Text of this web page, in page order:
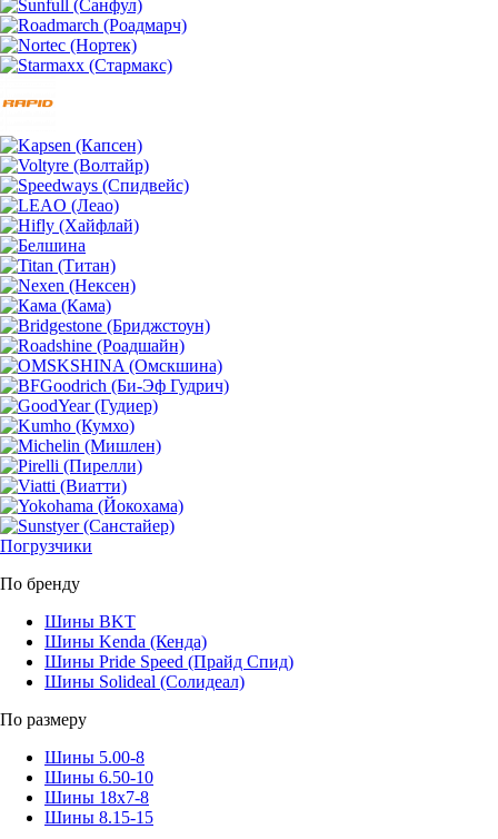
Погрузчики
По бренду
Шины BKT
Шины Kenda (Кенда)
Шины Pride Speed (Прайд Спид)
Шины Solideal (Солидеал)
По размеру
Шины 5.00-8
Шины 6.50-10
Шины 18x7-8
Шины 8.15-15